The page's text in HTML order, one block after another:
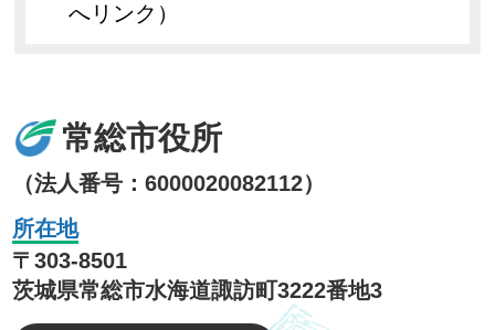
へリンク）
常総市役所
（法人番号：6000020082112）
所在地
〒303-8501
茨城県常総市水海道諏訪町3222番地3